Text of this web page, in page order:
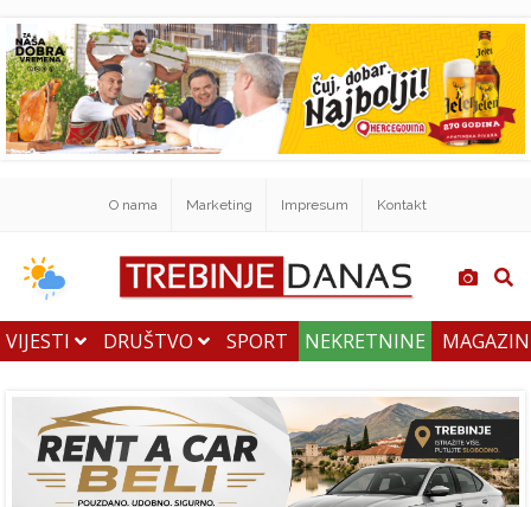
O nama Marketing Impresum Kontakt
VIJESTI DRUŠTVO SPORT NEKRETNINE